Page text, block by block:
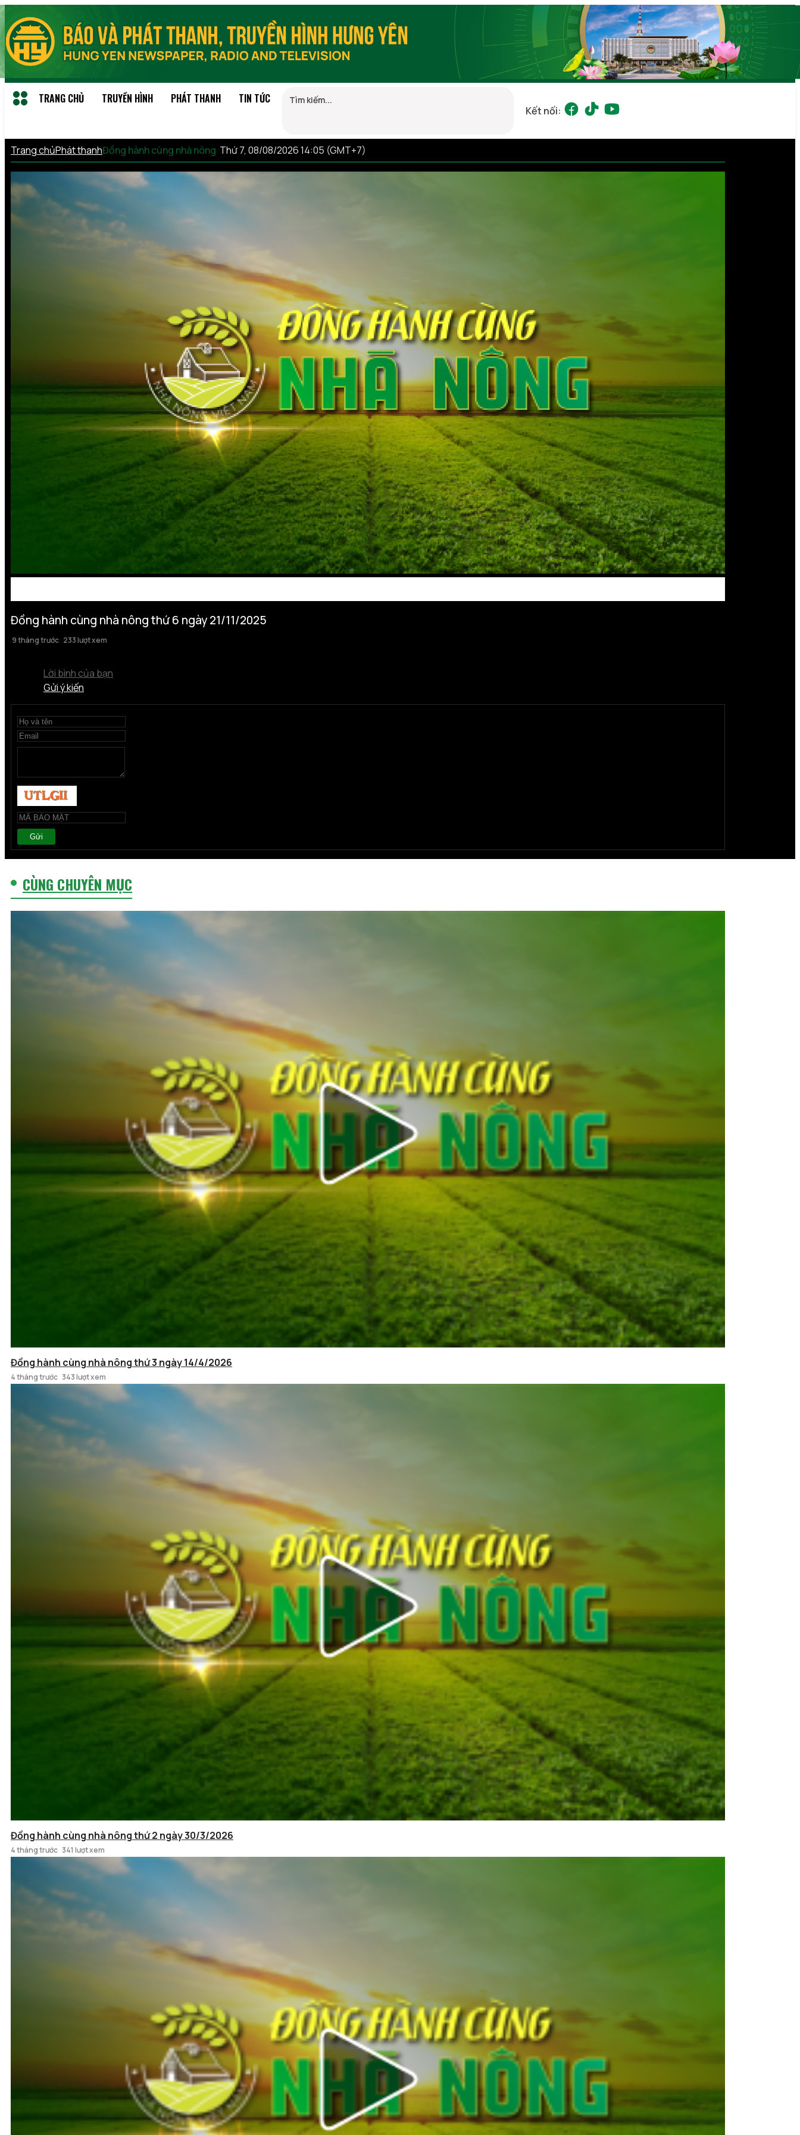
TRANG CHỦ TRUYỀN HÌNH PHÁT THANH TIN TỨC
Kết nối:
Trang chủPhát thanhĐồng hành cùng nhà nông Thứ 7, 08/08/2026 14:05 (GMT+7)
Đồng hành cùng nhà nông thứ 6 ngày 21/11/2025
9 tháng trước 233 lượt xem
Lời bình của bạn
Gửi ý kiến
Gửi
CÙNG CHUYÊN MỤC
Đồng hành cùng nhà nông thứ 3 ngày 14/4/2026
4 tháng trước 343 lượt xem
Đồng hành cùng nhà nông thứ 2 ngày 30/3/2026
4 tháng trước 341 lượt xem